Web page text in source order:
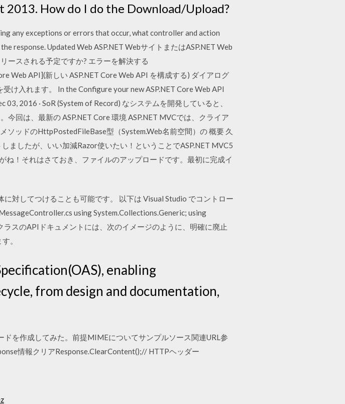
How do I do the Download/Upload?
any exceptions or errors that occur, what controller and action
response. Updated Web ASP.NET WebサイトまたはASP.NET Web
ースされる予定ですか? エラーを解決する
Web API](新しい ASP.NET Core Web API を構成する) ダイアログ
け入れます。 In the Configure your new ASP.NET Core Web API
2016 · SoR (System of Record) なシステムを開発していると、
回は、最新の ASP.NET Core 環境 ASP.NET MVCでは、クライア
ッドのHttpPostedFileBase型（System.Web名前空間）の 概要 久
ましたが、いい加減Razor使いたい！ということでASP.NET MVC5
！それはさておき、ファイルのアップロードです。最初に完成イ
対してつけることも可能です。 以下は Visual Studio でコントロー
using System.Collections.Generic; using
スのAPIドキュメントには、次のイメージのように、明確に廃止
。
enabling
from design and documentation,
を作成してみた。前提MIMEについてサンプルソース関連URL参
情報クリアResponse.ClearContent();// HTTPヘッダー